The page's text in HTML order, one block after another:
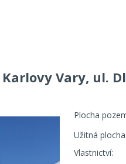
Vary, ul.
Plocha
Užitná plocha:
Vlastnictví: